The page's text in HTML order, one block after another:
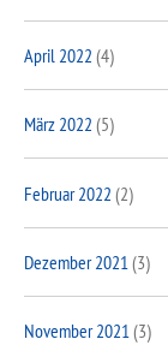
April 2022 (4)
März 2022 (5)
Februar 2022 (2)
Dezember 2021 (3)
November 2021(3)